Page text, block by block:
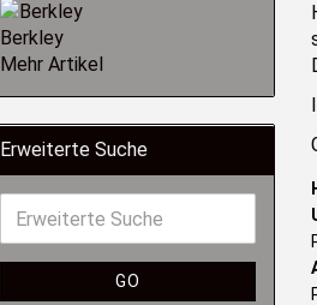
Berkley
Mehr Artikel
Erweiterte Suche
GO